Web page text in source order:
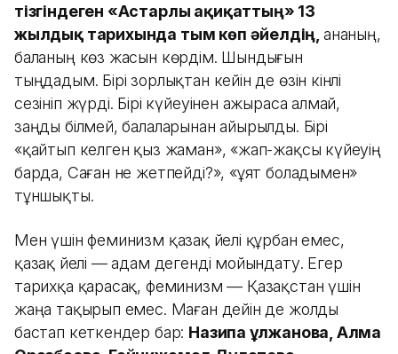
тізгіндеген «Астарлы ақиқаттың» 13
жылдық тарихында тым көп әйелдің, ананың,
баланың көз жасын көрдім. Шындығын
тыңдадым. Бірі зорлықтан кейін де өзін кінәлі
сезініп жүрді. Бірі күйеуінен ажыраса алмай,
заңды білмей, балаларынан айырылды. Бірі
«қайтып келген қыз жаман», «жап-жақсы күйеуің
барда, Саған не жетпейді?», «ұят боладымен»
тұншықты.
Мен үшін феминизм қазақ әйелі құрбан емес,
қазақ әйелі — адам дегенді мойындату. Егер
тарихқа қарасақ, феминизм — Қазақстан үшін
жаңа тақырып емес. Маған дейін де жолды
бастап кеткендер бар: Назипа Құлжанова, Алма